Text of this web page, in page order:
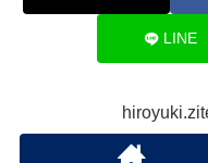
LINE